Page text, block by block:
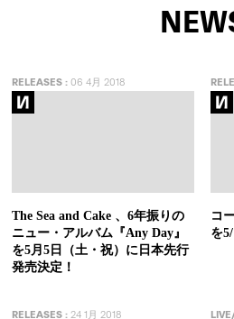
RELEASES : 06 4月 2018
The Sea and Cake 、6年振りの
ニュー・アルバム『Any Day』
を5月5日（土・祝）に日本先行
発売決定！
コ
を
RELEASES : 24 1月 2018